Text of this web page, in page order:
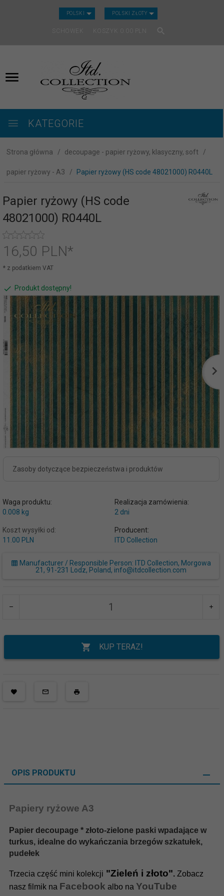
POLSKI CURRENCY_H
POLSKI ZŁOTY
SCHOWEK KOSZYK
KATEGORIE
Strona główna decoupage - papier ryżowy, klasyczny, soft
papier ryżowy - A3 Papier ryżowy (HS code 48021000) R0440L
Papier ryżowy (HS code
48021000) R0440L
16,50 PLN*
* z podatkiem VAT
Produkt dostępny!
Zasoby dotyczące bezpieczeństwa i produktów
Waga produktu:
0.008 kg
Realizacja zamówienia:
2 dni
Koszt wysyłki od:
11.00 PLN
Producent:
ITD Collection
Manufacturer / Responsible Person: ITD Collection, Morgowa
21, 91-231 Lodz, Poland, info@itdcollection.com
KUP TERAZ!
OPIS PRODUKTU
Papiery ryżowe A3
Papier decoupage * złoto-zielone paski wpadające w
turkus, idealne do wykańczania brzegów szkatułek,
pudełek
Trzecia część mini kolekcji "Zieleń i złoto". Zobacz
nasz filmik na Facebook albo na YouTube